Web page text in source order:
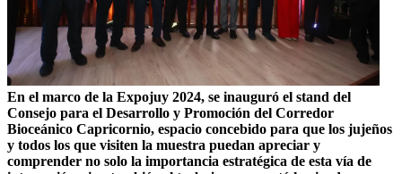
En el marco de la Expojuy 2024, se inauguró el stand del
Consejo para el Desarrollo y Promoción del Corredor
Bioceánico Capricornio, espacio concebido para que los jujeños
y todos los que visiten la muestra puedan apreciar y
comprender no solo la importancia estratégica de esta vía de